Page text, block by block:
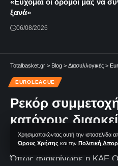
Χρησιμοποιώντας αυτή την ιστοσελίδα
Όρους Χρήσης και την Πολιτική
«Εύχομαι οι δρόμοι μας να
ξανά»
06/08/2026
Totalbasket.gr > Blog > Διασυλλογικές >
EUROLEAGUE
Ρεκόρ
κατόχους
Ολυμπιακού
Όπως ανακοίνωσε η ΚΑΕ